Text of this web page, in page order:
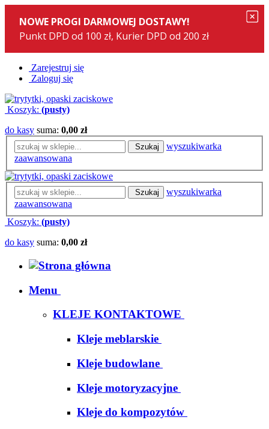
Zarejestruj się
Zaloguj się
Koszyk: (pusty)
do kasy suma: 0,00 zł
Szukaj
wyszukiwarka
zaawansowana
Szukaj
wyszukiwarka
zaawansowana
Koszyk: (pusty)
do kasy suma: 0,00 zł
Menu
KLEJE KONTAKTOWE
Kleje meblarskie
Kleje budowlane
Kleje motoryzacyjne
Kleje do kompozytów